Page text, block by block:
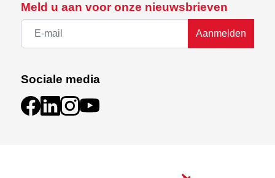
Meld u aan voor onze nieuwsbrieven
Aanmelden
Sociale media